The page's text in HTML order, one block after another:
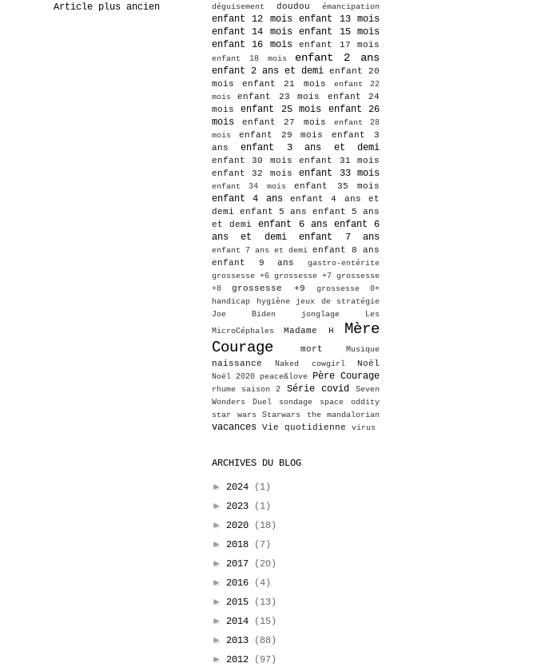
Article plus ancien
déguisement
doudou émancipation
enfant 12 mois
enfant 13 mois
enfant 14 mois
enfant 15 mois
enfant 16 mois
enfant 17 mois
enfant 18 mois enfant 2 ans
enfant 2 ans et demi enfant 20
mois
enfant 21 mois
enfant 22
mois
enfant 23 mois
enfant 24
mois
enfant 25 mois
enfant 26
mois
enfant 27 mois
enfant 28
mois
enfant 29 mois
enfant 3
ans
enfant 3 ans et demi
enfant 30 mois
enfant 31 mois
enfant 32 mois
enfant 33 mois
enfant 34 mois enfant 35 mois
enfant 4 ans
enfant 4 ans et
demi
enfant 5 ans
enfant 5 ans
et demi
enfant 6 ans enfant 6
ans et demi
enfant 7 ans
enfant 7 ans et demi enfant 8 ans
enfant 9 ans
gastro-entérite
grossesse +6 grossesse +7 grossesse
+8
grossesse +9
grossesse 0+
handicap
hygiène
jeux de stratégie
Joe Biden
jonglage
Les
MicroCéphales
Madame H
Mère
Courage
mort Musique
naissance Naked cowgirl Noël
Noël 2020 peace&love Père Courage
rhume saison 2 Série covid
Seven
Wonders Duel
sondage
space oddity
star wars
Starwars the mandalorian
vacances Vie quotidienne virus
ARCHIVES DU BLOG
► 2024
(1)
► 2023
(1)
► 2020
(18)
► 2018
(7)
► 2017
(20)
► 2016
(4)
► 2015
(13)
► 2014
(15)
► 2013
(88)
► 2012
(97)